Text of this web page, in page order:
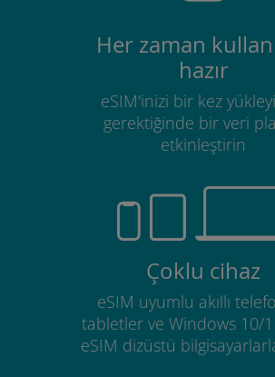
Her zaman
hazır
eSIM'inizi bir kez
gerektiğinde bir veri
etkinleştirin
Çoklu cihaz
eSIM uyumlu akıllı
tabletler ve Windows 10/
eSIM dizüstü